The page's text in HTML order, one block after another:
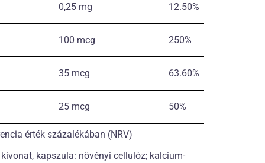
0,25 mg 12.50%
100 mcg 250%
35 mcg 63.60%
25 mcg 50%
érték százalékában (NRV)
kapszula: növényi cellulóz; kalcium-